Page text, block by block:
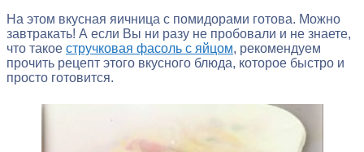
На этом вкусная яичница с помидорами готова. Можно
завтракать! А если Вы ни разу не пробовали и не знаете,
что такое стручковая фасоль с яйцом, рекомендуем
прочить рецепт этого вкусного блюда, которое быстро и
просто готовится.